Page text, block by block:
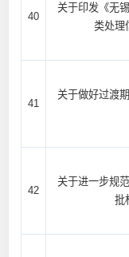
40
关于印发《无
类处理
41
关于做好过渡
42
关于进一步规
批